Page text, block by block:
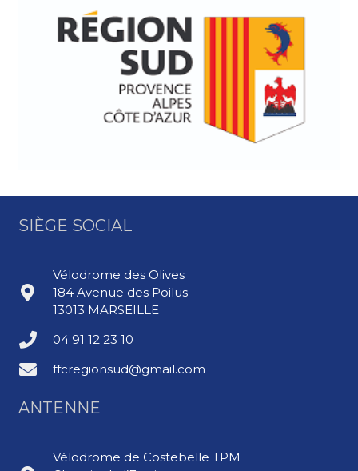
SIÈGE SOCIAL
Vélodrome des Olives
184 Avenue des Poilus
13013 MARSEILLE
04 91 12 23 10
ffcregionsud@gmail.com
ANTENNE
Vélodrome de Costebelle TPM